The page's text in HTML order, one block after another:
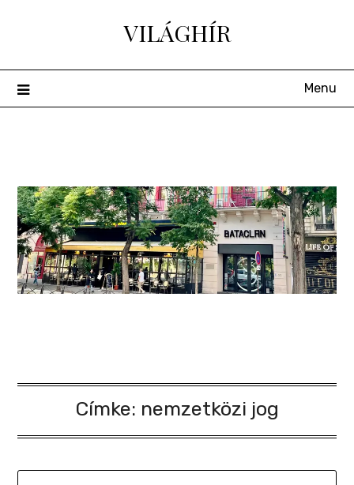
VILÁGHÍR
Menu
Címke: nemzetközi jog